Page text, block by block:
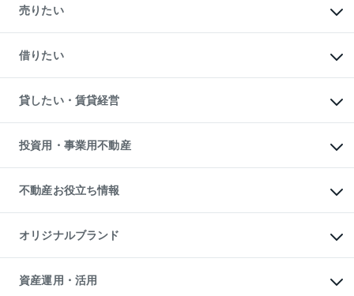
新築・分譲マンションの購入
中古マンションの購入
一戸建ての購入
中古一戸建ての購入
不動産購入の流れ
注目キーワード物件特集
購入ガイド
English 繁体中文簡体中文
売りたい
一戸建ての売却・査定
土地の売却・査定
スピードAI査定
不動産査定について
不動産売却の流れ
不動産買換えの流れ
売却ガイド
借りたい
オフィス・店舗の賃貸
借りるときの流れ
借りるガイド
貸したい・賃貸経営
マンション賃料データ
賃貸管理プラン
リロケーションについて
貸すガイド
投資用・事業用不動産
事業用不動産
マンション投資
投資用マンション
アパート経営
収益物件
ビル購入（ビル一棟）
投資用不動産の売却査定
不動産お役立ち情報
マンションライブラリー
人気マンションランキング
暮らしに役立つ不動産メディア
不動産相場・不動産価格情報
オリジナルブランド
一棟リノベーションマンション
L`GENTE（ルジェンテ）
資産運用・活用